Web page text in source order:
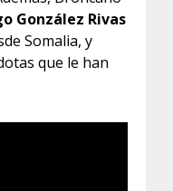
González Rivas
Somalia, y
que le han